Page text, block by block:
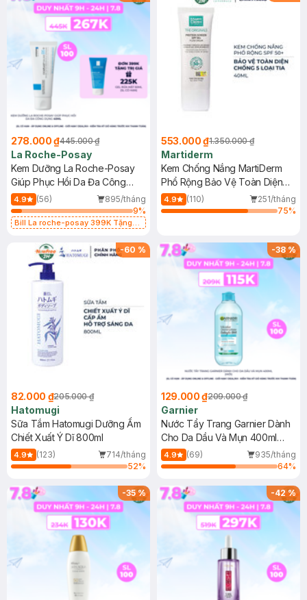
278.000 ₫445.000 ₫
La Roche-Posay
Kem Dưỡng La Roche-Posay
Giúp Phục Hồi Da Đa Công
Dụng 40ml
4.9 (56)
895/tháng
9%
Bill La roche-posay 399K Tặng
(SL có hạn)
553.000 ₫1.350.000 ₫
Martiderm
Kem Chống Nắng MartiDerm
Phổ Rộng Bảo Vệ Toàn Diện
40ml
4.9 (110)
251/tháng
75%
-60 %
82.000 ₫205.000 ₫
Hatomugi
Sữa Tắm Hatomugi Dưỡng Ẩm
Chiết Xuất Ý Dĩ 800ml
4.9 (123)
714/tháng
52%
-38%
129.000 ₫209.000 ₫
Garnier
Nước Tẩy Trang Garnier Dành
Cho Da Dầu Và Mụn 400ml
(Mới)
4.9 (69)
935/tháng
64%
-35% -42%